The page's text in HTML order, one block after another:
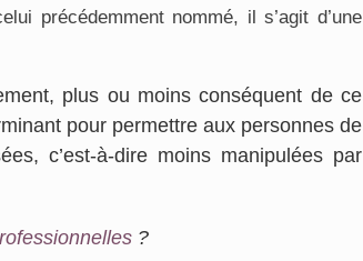
précédemment nommé, il s’agit d’une
plus ou moins conséquent de ce
pour permettre aux personnes de
c’est-à-dire moins manipulées par
?